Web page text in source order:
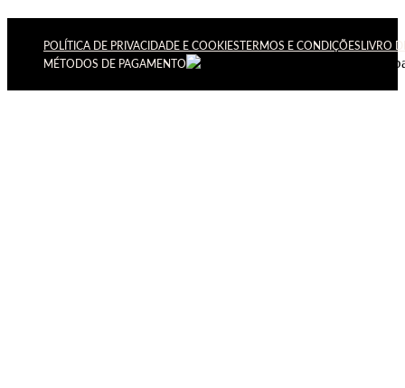
POLÍTICA DE PRIVACIDADE E COOKIES TERMOS E CONDIÇÕES LIVRO
MÉTODOS DE PAGAMENTO